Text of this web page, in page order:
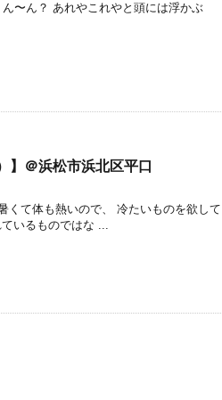
ん？ あれやこれやと頭には浮かぶ
】＠浜松市浜北区平口
くて体も熱いので、 冷たいものを欲して
いるものではな ...